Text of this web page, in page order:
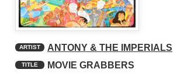
ARTIST ANTONY & THE IMPERIALS
TITLE MOVIE GRABBERS